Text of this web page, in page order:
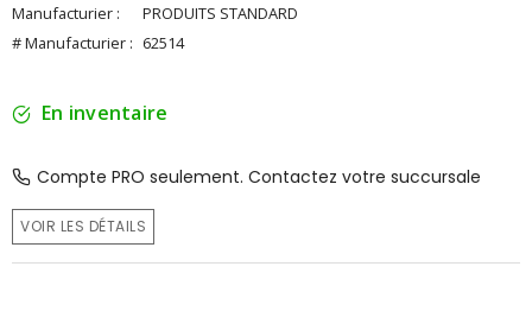
Manufacturier :
PRODUITS STANDARD
# Manufacturier : 62514
En inventaire
Compte PRO seulement. Contactez votre succursale
VOIR LES DÉTAILS